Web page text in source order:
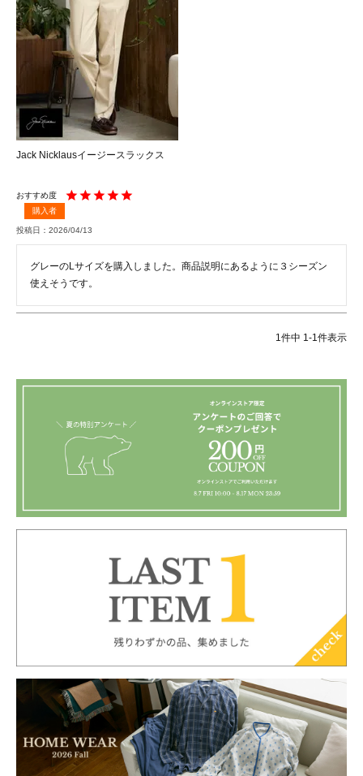
Jack Nicklausイージースラックス
購入者
投稿日 2026/04/13
グレーのLサイズを購入しました。商品説明にあるように３シーズン
1件中 1-1件表示